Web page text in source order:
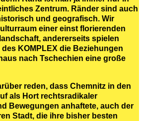
Zentrum. Ränder sind auch
und geografisch. Wir
einer einst florierenden
andererseits spielen
KOMPLEX die Beziehungen
nach Tschechien eine große
reden, dass Chemnitz in den
als Hort rechtsradikaler
Bewegungen anhaftete, auch der
Stadt, die ihre bisher besten